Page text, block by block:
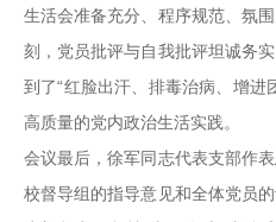
生活会准备充分、程序规范、氛
刻，党员批评与自我批评坦诚务
到了“红脸出汗、排毒治病、增进
高质量的党内政治生活实践。
会议最后，徐军同志代表支部作
校督导组的指导意见和全体党员